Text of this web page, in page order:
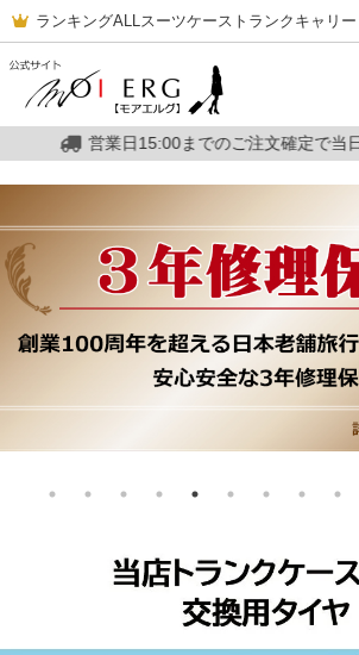
ランキングALLスーツケース トランクキャリー
営業日15:00までのご注文確定で当日発送！